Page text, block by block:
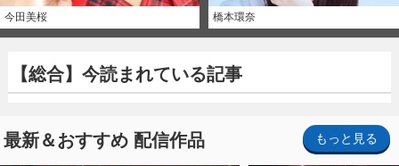
今田美桜 橋本環奈
【総合】今読まれている記事
最新＆おすすめ 配信作品 もっと見る